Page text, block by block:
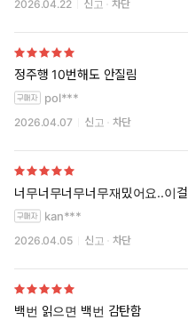
2026.04.22 신고 차단
정주행 10번해도 안질림
pol***
2026.04.07 신고 차단
너무너무너무너무재밌어요..이
kan***
2026.04.05 신고 차단
백번 읽으면 백번 감탄함